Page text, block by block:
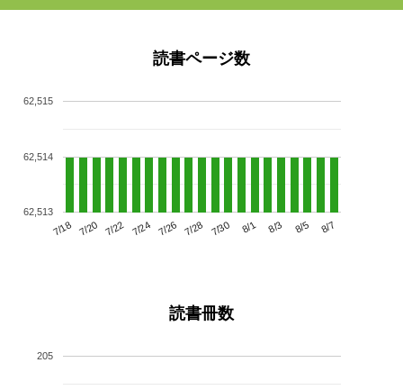
読書ページ数
7/18 7/20 7/22 7/24 7/26 7/28 7/30 8/1 8/3 8/5 8/7
62,513
62,514
62,515
読書冊数
205